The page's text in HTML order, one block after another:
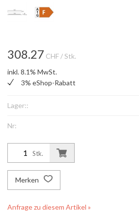
308.27 CHF / Stk.
inkl. 8.1% MwSt.
3% eShop-Rabatt
Lager::
Nr:
Stk.
Merken
Anfrage zu diesem Artikel »